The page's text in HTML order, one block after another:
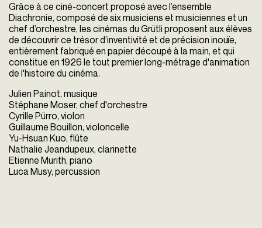
Grâce à ce ciné-concert proposé avec l’ensemble
Diachronie, composé de six musiciens et musiciennes et un
chef d’orchestre, les cinémas du Grütli proposent aux élèves
de découvrir ce trésor d’inventivité et de précision inouïe,
entièrement fabriqué en papier découpé à la main, et qui
constitue en 1926 le tout premier long-métrage d'animation
de l'histoire du cinéma.
Julien Painot, musique
Stéphane Moser, chef d'orchestre
Cyrille Pürro, violon
Guillaume Bouillon, violoncelle
Yu-Hsuan Kuo, flûte
Nathalie Jeandupeux, clarinette
Etienne Murith, piano
Luca Musy, percussion